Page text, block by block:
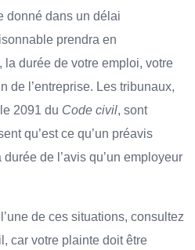
donné dans un délai
prendra en
durée de votre emploi, votre
de l’entreprise. Les tribunaux,
2091 du Code civil, sont
qu’est ce qu’un préavis
de l’avis qu’un employeur
de ces situations, consultez
car votre plainte doit être